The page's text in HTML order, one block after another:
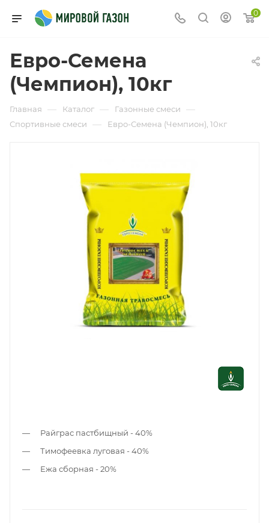
0
Евро-Семена
(Чемпион), 10кг
Главная — Каталог — Газонные смеси —
Спортивные смеси — Евро-Семена (Чемпион), 10кг
Райграс пастбищный - 40%
Тимофеевка луговая - 40%
Ежа сборная - 20%